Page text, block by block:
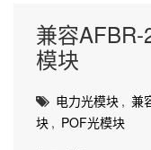
兼容
模块
电力光模块 , 兼
块 , POF光模块